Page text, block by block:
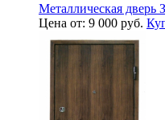
Металлическая дверь
Цена от: 9 000 руб.